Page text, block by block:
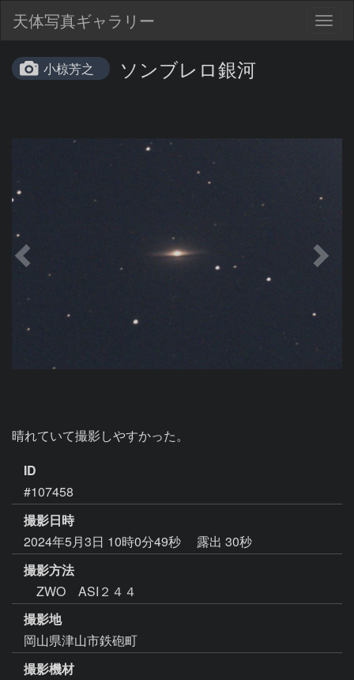
天体写真ギャラリー
小椋芳之 ソンブレロ銀河
晴れていて撮影しやすかった。
ID
#107458
撮影日時
2024年5月3日 10時0分49秒
露出 30秒
撮影方法
ZWO ASI２４４
撮影地
岡山県津山市鉄砲町
撮影機材